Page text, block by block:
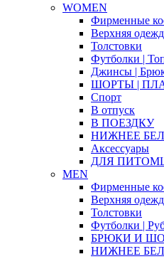
WOMEN
Фирменные
Верхняя
Толстовки
Футболки |
Джинсы |
ШОРТЫ |
Спорт
В отпуск
В ПОЕЗДКУ
НИЖНЕЕ
Аксессуары
ДЛЯ
MEN
Фирменные
Верхняя
Толстовки
Футболки |
БРЮКИ И
НИЖНЕЕ